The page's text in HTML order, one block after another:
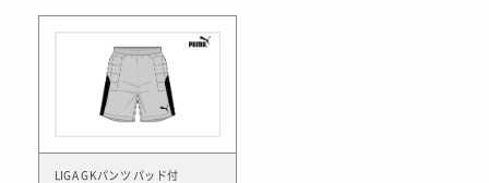
LIGA GKパンツ パッド付